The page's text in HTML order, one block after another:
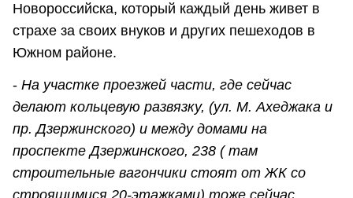
Новороссийска, который каждый день живет в
страхе за своих внуков и других пешеходов в
Южном районе.
- На участке проезжей части, где сейчас
делают кольцевую развязку, (ул. М. Ахеджака и
пр. Дзержинского) и между домами на
проспекте Дзержинского, 238 ( там
строительные вагончики стоят от ЖК со